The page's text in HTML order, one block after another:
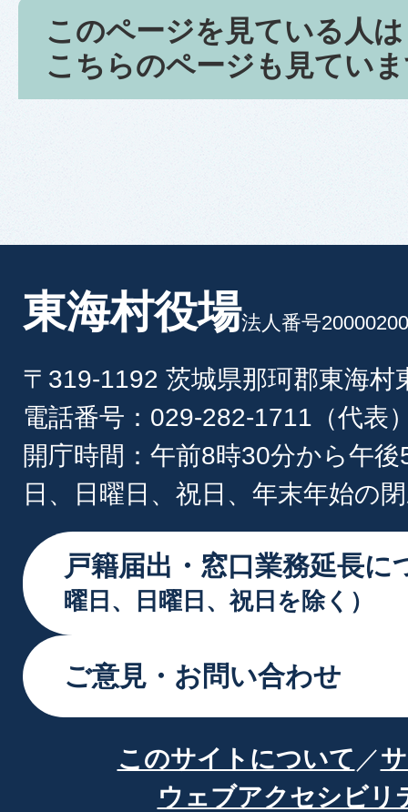
このページを見ている人は
こちらのページも見てい
東海村役場法人番号
〒319-1192 茨城県那珂郡東海村
電話番号：029-282-1711（代表
開庁時間：午前8時30分から午
日、日曜日、祝日、年末年始の
戸籍届出・窓口業務延長に
曜日、日曜日、祝日を除く）
ご意見・お問い合わせ
このサイトについて
ウェブアクセシビリ